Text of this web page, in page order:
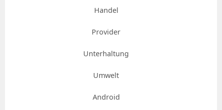
Handel
Provider
Unterhaltung
Umwelt
Android